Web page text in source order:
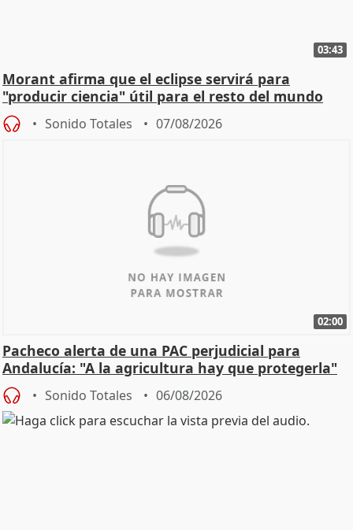
03:43
Morant afirma que el eclipse servirá para
"producir ciencia" útil para el resto del mundo
Sonido Totales 07/08/2026
02:00
Pacheco alerta de una PAC perjudicial para
Andalucía: "A la agricultura hay que protegerla"
Sonido Totales 06/08/2026